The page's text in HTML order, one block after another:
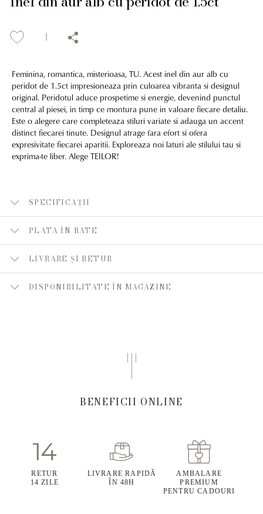
Feminina, romantica, misterioasa, TU. Acest inel din aur alb cu
peridot de 1.5ct impresioneaza prin culoarea vibranta si designul
original. Peridotul aduce prospetime si energie, devenind punctul
central al piesei, in timp ce montura pune in valoare fiecare detaliu.
Este o alegere care completeaza stiluri variate si adauga un accent
distinct fiecarei tinute. Designul atrage fara efort si ofera
expresivitate fiecarei aparitii. Exploreaza noi laturi ale stilului tau si
exprima-te liber. Alege TEILOR!
SPECIFICAȚII
PLATA ÎN RATE
LIVRARE ȘI RETUR
DISPONIBILITATE ÎN MAGAZINE
BENEFICII ONLINE
RETUR
14 ZILE
LIVRARE RAPIDĂ
ÎN 48H
AMBALARE
PREMIUM
PENTRU CADOURI